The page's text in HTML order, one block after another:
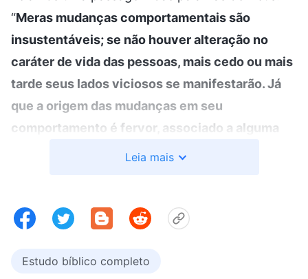
“Meras mudanças comportamentais são
insustentáveis; se não houver alteração no
caráter de vida das pessoas, mais cedo ou mais
tarde seus lados viciosos se manifestarão. Já
que a origem das mudanças em seu
comportamento é fervor, associado a alguma
obra do Espírito Santo nesse momento, é
descrentes, ‘Fazer uma boa ação é fácil; o difícil
pessoas são incapazes de fazer boas ações
Leia mais
Estudo bíblico completo